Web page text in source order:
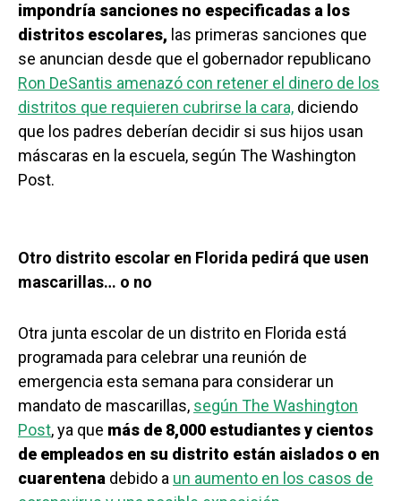
impondría sanciones no especificadas a los
distritos escolares, las primeras sanciones que
se anuncian desde que el gobernador republicano
Ron DeSantis amenazó con retener el dinero de los
distritos que requieren cubrirse la cara, diciendo
que los padres deberían decidir si sus hijos usan
máscaras en la escuela, según The Washington
Post.
Otro distrito escolar en Florida pedirá que usen
mascarillas… o no
Otra junta escolar de un distrito en Florida está
programada para celebrar una reunión de
emergencia esta semana para considerar un
mandato de mascarillas, según The Washington
Post, ya que más de 8,000 estudiantes y cientos
de empleados en su distrito están aislados o en
cuarentena debido a un aumento en los casos de